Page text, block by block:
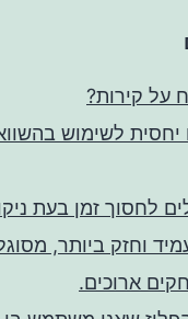
על קירות?
לשימוש
לחסוך זמן בעת
עמיד וחזק ביותר,
ארוכים.